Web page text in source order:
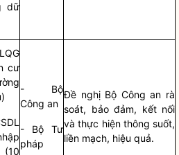
dữ
cư
- Bộ
Công an
- Bộ Tư
pháp
Đề nghị Bộ Công an rà
soát, bảo đảm, kết nối
và thực hiện thông suốt,
liền mạch, hiệu quả.